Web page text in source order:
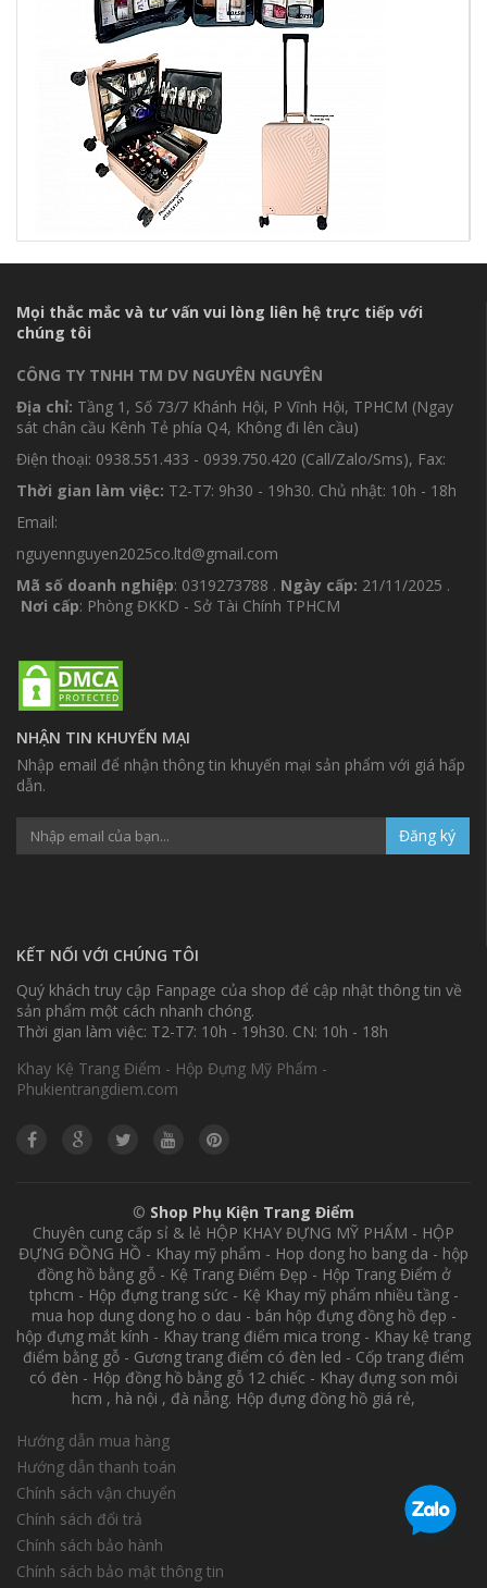
Mọi thắc mắc và tư vấn vui lòng liên hệ trực tiếp với
chúng tôi
CÔNG TY TNHH TM DV NGUYÊN NGUYÊN
Địa chỉ: Tầng 1, Số 73/7 Khánh Hội, P Vĩnh Hội, TPHCM (Ngay
sát chân cầu Kênh Tẻ phía Q4, Không đi lên cầu)
Điện thoại: 0938.551.433 - 0939.750.420 (Call/Zalo/Sms), Fax:
Thời gian làm việc: T2-T7: 9h30 - 19h30. Chủ nhật: 10h - 18h
Email:
nguyennguyen2025co.ltd@gmail.com
Mã số doanh nghiệp: 0319273788 . Ngày cấp: 21/11/2025 .
Nơi cấp: Phòng ĐKKD - Sở Tài Chính TPHCM
NHẬN TIN KHUYẾN MẠI
Nhập email để nhận thông tin khuyến mại sản phẩm với giá hấp
dẫn.
Đăng ký
KẾT NỐI VỚI CHÚNG TÔI
Quý khách truy cập Fanpage của shop để cập nhật thông tin về
sản phẩm một cách nhanh chóng.
Thời gian làm việc: T2-T7: 10h - 19h30. CN: 10h - 18h
Khay Kệ Trang Điểm - Hộp Đựng Mỹ Phẩm -
Phukientrangdiem.com
© Shop Phụ Kiện Trang Điểm
Chuyên cung cấp sỉ & lẻ HỘP KHAY ĐỰNG MỸ PHẨM - HỘP
ĐỰNG ĐỒNG HỒ - Khay mỹ phẩm - Hop dong ho bang da - hộp
đồng hồ bằng gỗ - Kệ Trang Điểm Đẹp - Hộp Trang Điểm ở
tphcm - Hộp đựng trang sức - Kệ Khay mỹ phẩm nhiều tầng -
mua hop dung dong ho o dau - bán hộp đựng đồng hồ đẹp -
hộp đựng mắt kính - Khay trang điểm mica trong - Khay kệ trang
điểm bằng gỗ - Gương trang điểm có đèn led - Cốp trang điểm
có đèn - Hộp đồng hồ bằng gỗ 12 chiếc - Khay đựng son môi
hcm , hà nội , đà nẵng. Hộp đựng đồng hồ giá rẻ,
Hướng dẫn mua hàng
Hướng dẫn thanh toán
Chính sách vận chuyển
Chính sách đổi trả
Chính sách bảo hành
Chính sách bảo mật thông tin